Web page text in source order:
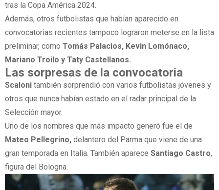
tras la Copa América 2024.
Además, otros futbolistas que habían aparecido en
convocatorias recientes tampoco lograron meterse en la lista
preliminar, como Tomás Palacios, Kevin Lomónaco,
Mariano Troilo y Taty Castellanos.
Las sorpresas de la convocatoria
Scaloni también sorprendió con varios futbolistas jóvenes y
otros que nunca habían estado en el radar principal de la
Selección mayor.
Uno de los nombres que más impacto generó fue el de
Mateo Pellegrino, delantero del Parma que viene de una
gran temporada en Italia. También aparece Santiago Castro,
figura del Bologna.